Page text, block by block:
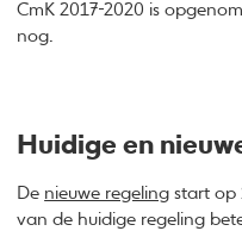
CmK 2017-2020 is
nog.
Huidige en
De nieuwe regeling start op
van de huidige regeling